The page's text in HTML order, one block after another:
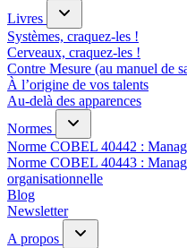
Livres
Systèmes, craquez-les !
Cerveaux, craquez-les !
Contre Mesure (au manuel de
À l’origine de vos talents
Au-delà des apparences
Normes
Norme COBEL 40442 :
Norme COBEL 40443 :
organisationnelle
Blog
Newsletter
A propos